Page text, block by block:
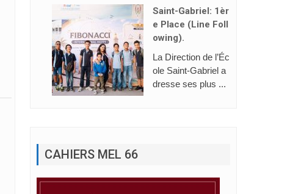
Saint-Gabriel: 1èr
E Place (Line Foll
Owing).
La Direction de l’Éc
ole Saint-Gabriel a
dresse ses plus ...
CAHIERS MEL 66